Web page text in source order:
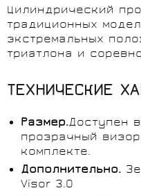
Цилиндрический
традиционных
экстремальных
триатлона и
ТЕХНИЧЕСКИЕ
Размер.Доступен
прозрачный
комплекте.
Дополнительно.
Visor 3.0